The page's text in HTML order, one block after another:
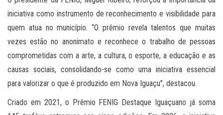
iniciativa como instrumento de reconhecimento e visibilidade para
quem atua no município. “O prêmio revela talentos que muitas
vezes estão no anonimato e reconhece o trabalho de pessoas
comprometidas com a arte, a cultura, o esporte, a educação e as
causas sociais, consolidando-se como uma iniciativa essencial
para valorizar o que é produzido em Nova Iguaçu”, destacou.
Criado em 2021, o Prêmio FENIG Destaque Iguaçuano já soma